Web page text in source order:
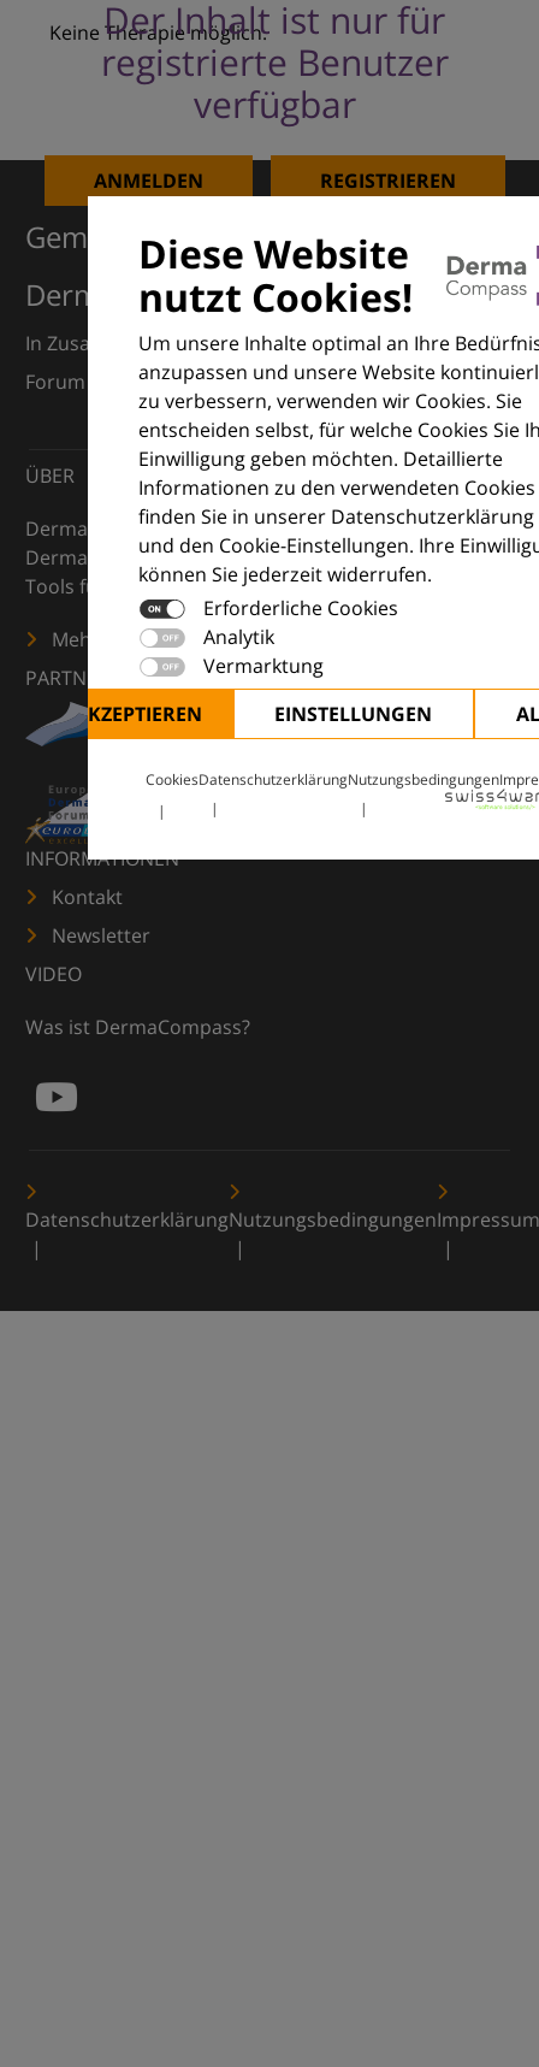
Der Inhalt ist nur für
registrierte Benutzer
verfügbar
ANMELDEN REGISTRIEREN
Keine Therapie möglich.
Diese Website
nutzt Cookies!
Um unsere Inhalte optimal an Ihre
anzupassen und unsere Website
zu verbessern, verwenden wir Cookies. Sie
entscheiden selbst, für welche Cookies Sie
Einwilligung geben möchten. Detaillierte
Informationen zu den verwendeten Cookies
finden Sie in unserer Datenschutzerklärung
und den Cookie-Einstellungen. Ihre
können Sie jederzeit widerrufen.
Erforderliche Cookies
Analytik
Vermarktung
ALLE AKZEPTIEREN
EINSTELLUNGEN
CookiesDatenschutzerklärungNutzungsbedingungen
Gemeinsam für Exzellenz in der
Dermatologie
In Zusammenarbeit mit dem European Dermatology
Forum (EDF) und Euroderm Excellence
ÜBER
DermaCompass ist Ihr digitaler Kompass für die
Dermatologie – mit Wissen, Bildern und praktischen
Tools für den klinischen Alltag.
Mehr erfahren
PARTNER
INFORMATIONEN
Kontakt
Newsletter
VIDEO
Was ist DermaCompass?
DatenschutzerklärungNutzungsbedingungenImpressum